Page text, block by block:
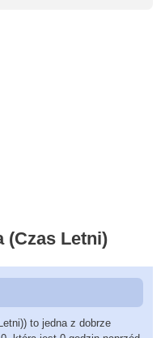
(Czas Letni)
to jedna z dobrze